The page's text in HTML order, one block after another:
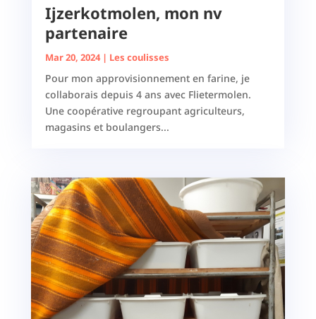
Ijzerkotmolen, mon nv
partenaire
Mar 20, 2024| Les coulisses
Pour mon approvisionnement en farine, je
collaborais depuis 4 ans avec Flietermolen.
Une coopérative regroupant agriculteurs,
magasins et boulangers...